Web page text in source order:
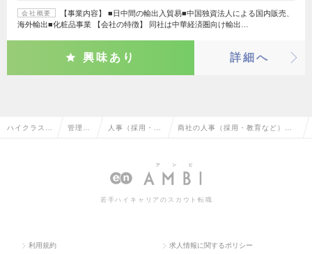
会社概要
【事業内容】 ■日中間の輸出入貿易■中国独資法人による国内販売、
海外輸出■化粧品事業 【会社の特徴】 同社は中華経済圏向け輸出…
興味あり 詳細へ
ハイクラス求 管理部 人事（採用・教 商社の人事（採用・教育など）の
若手ハイキャリアのスカウト転職
利用規約 求人情報に関するポリシー